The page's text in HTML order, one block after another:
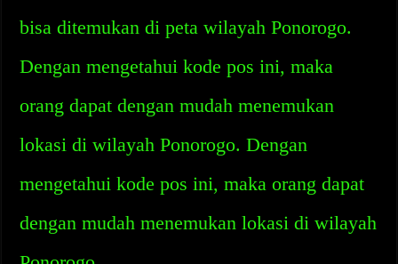
bisa ditemukan di peta wilayah Ponorogo.
Dengan mengetahui kode pos ini, maka
orang dapat dengan mudah menemukan
lokasi di wilayah Ponorogo. Dengan
mengetahui kode pos ini, maka orang dapat
dengan mudah menemukan lokasi di wilayah